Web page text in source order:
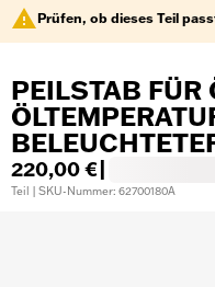
Prüfen, ob dieses Teil
PEILSTAB FÜR
220,00 €
Teil | SKU-Nummer: 62700180A